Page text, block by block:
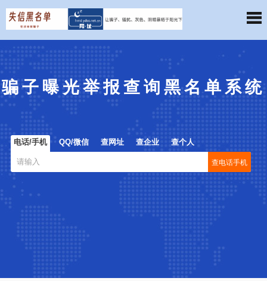
骗子曝光举报查询黑名单系统
电话/手机 QQ/微信 查网址 查企业 查个人
查电话手机